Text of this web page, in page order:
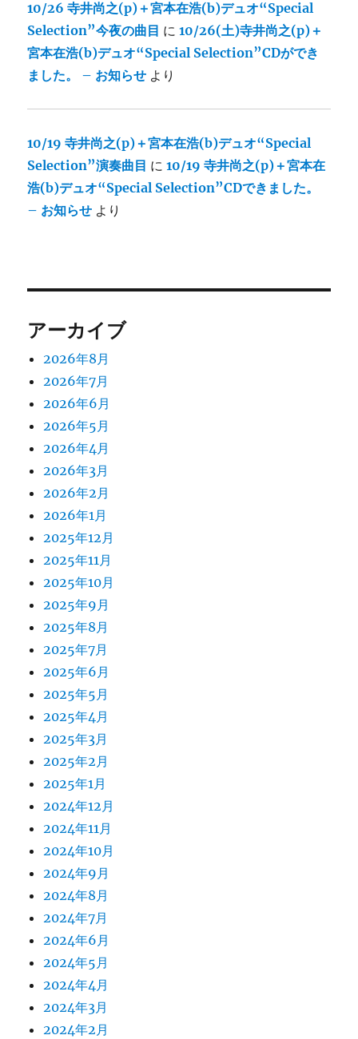
10/26 寺井尚之(p)＋宮本在浩(b)デュオ“Special
Selection”今夜の曲目 に10/26(土)寺井尚之(p)＋
宮本在浩(b)デュオ“Special Selection”CDができ
ました。 – お知らせ より
10/19 寺井尚之(p)＋宮本在浩(b)デュオ“Special
Selection”演奏曲目 に10/19 寺井尚之(p)＋宮本在
浩(b)デュオ“Special Selection”CDできました。
– お知らせ より
アーカイブ
2026年8月
2026年7月
2026年6月
2026年5月
2026年4月
2026年3月
2026年2月
2026年1月
2025年12月
2025年11月
2025年10月
2025年9月
2025年8月
2025年7月
2025年6月
2025年5月
2025年4月
2025年3月
2025年2月
2025年1月
2024年12月
2024年11月
2024年10月
2024年9月
2024年8月
2024年7月
2024年6月
2024年5月
2024年4月
2024年3月
2024年2月